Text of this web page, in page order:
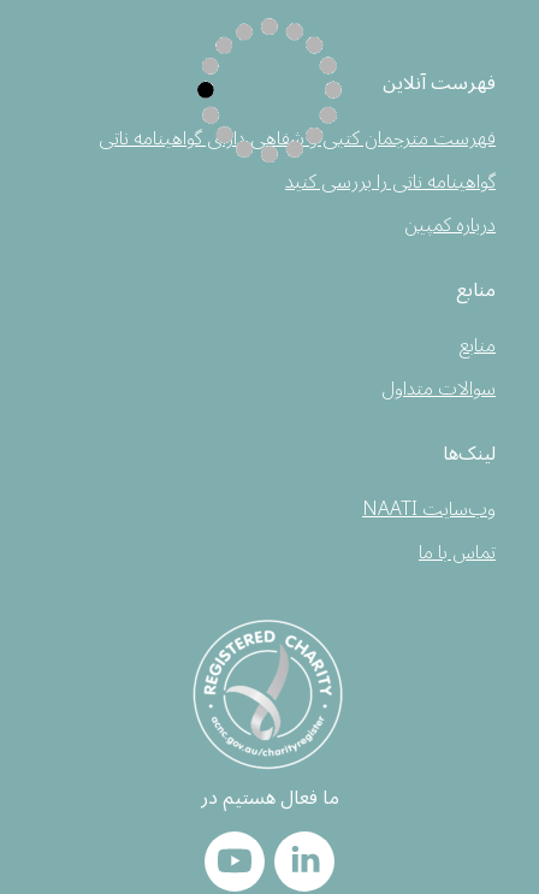
فهرست آنلاین
فهرست مترجمان کتبی و شفاهی دارای گواهینامه ناتی
گواهینامه ناتی را بررسی کنید
درباره کمپین
منابع
منابع
سوالات متداول
لینک‌ها
وب‌سایت NAATI
تماس با ما
ما فعال هستیم در